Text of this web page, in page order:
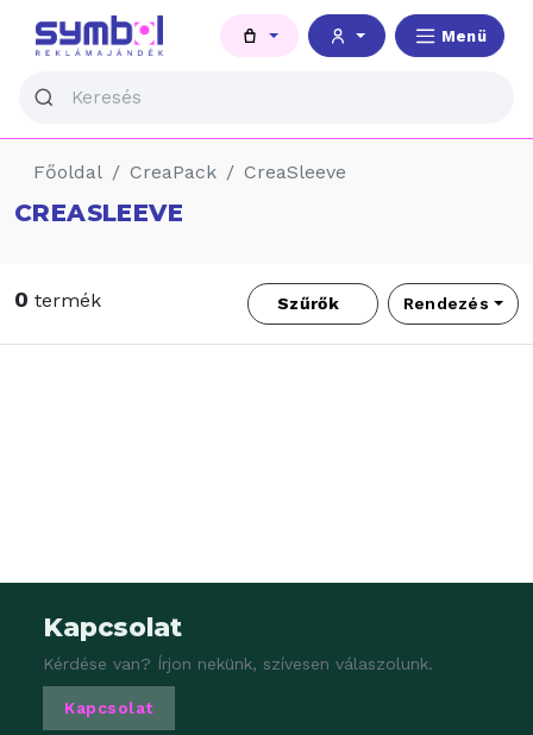
Menü
Főoldal CreaPack CreaSleeve
CREASLEEVE
0 termék Szűrők Rendezés
Kapcsolat
Kérdése van? Írjon nekünk, szívesen válaszolunk.
Kapcsolat